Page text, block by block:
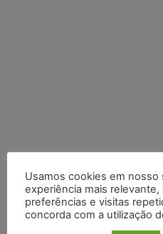
Usamos cookies em nosso
experiência mais relevante,
preferências e visitas
concorda com a utilização